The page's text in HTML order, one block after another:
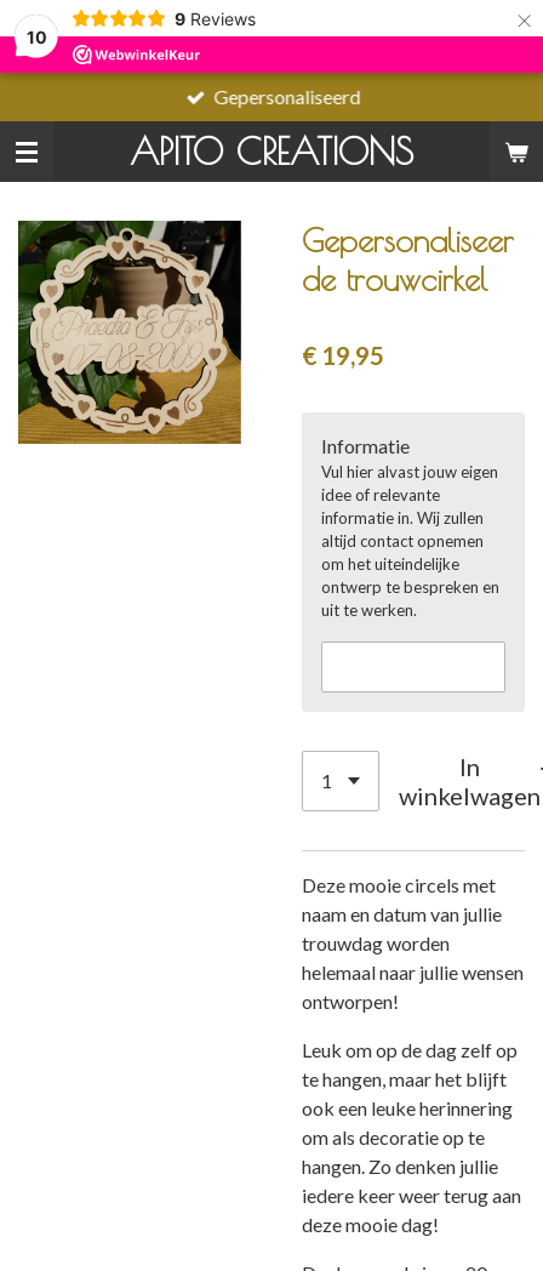
10
9 Reviews ×
APITO CREATIONS
Gepersonaliseerd
Gepersonaliseer
de trouwcirkel
€ 19,95
Informatie
Vul hier alvast jouw eigen
idee of relevante
informatie in. Wij zullen
altijd contact opnemen
om het uiteindelijke
ontwerp te bespreken en
uit te werken.
In
winkelwagen
Deze mooie circels met
naam en datum van jullie
trouwdag worden
helemaal naar jullie wensen
ontworpen!
Leuk om op de dag zelf op
te hangen, maar het blijft
ook een leuke herinnering
om als decoratie op te
hangen. Zo denken jullie
iedere keer weer terug aan
deze mooie dag!